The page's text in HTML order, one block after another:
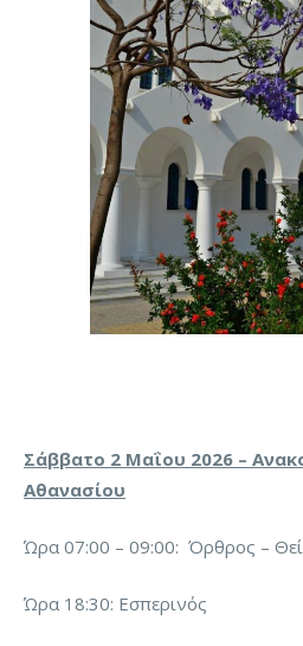
Σάββατο 2 Μαΐου 2026 –
Αθανασίου
Ώρα 07:00 – 09:00: Όρθρος –
Ώρα 18:30: Εσπερινός